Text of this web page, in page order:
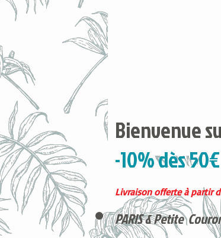
Bienvenue
-10% dès
Livraison offerte à partir
PARIS & Petite